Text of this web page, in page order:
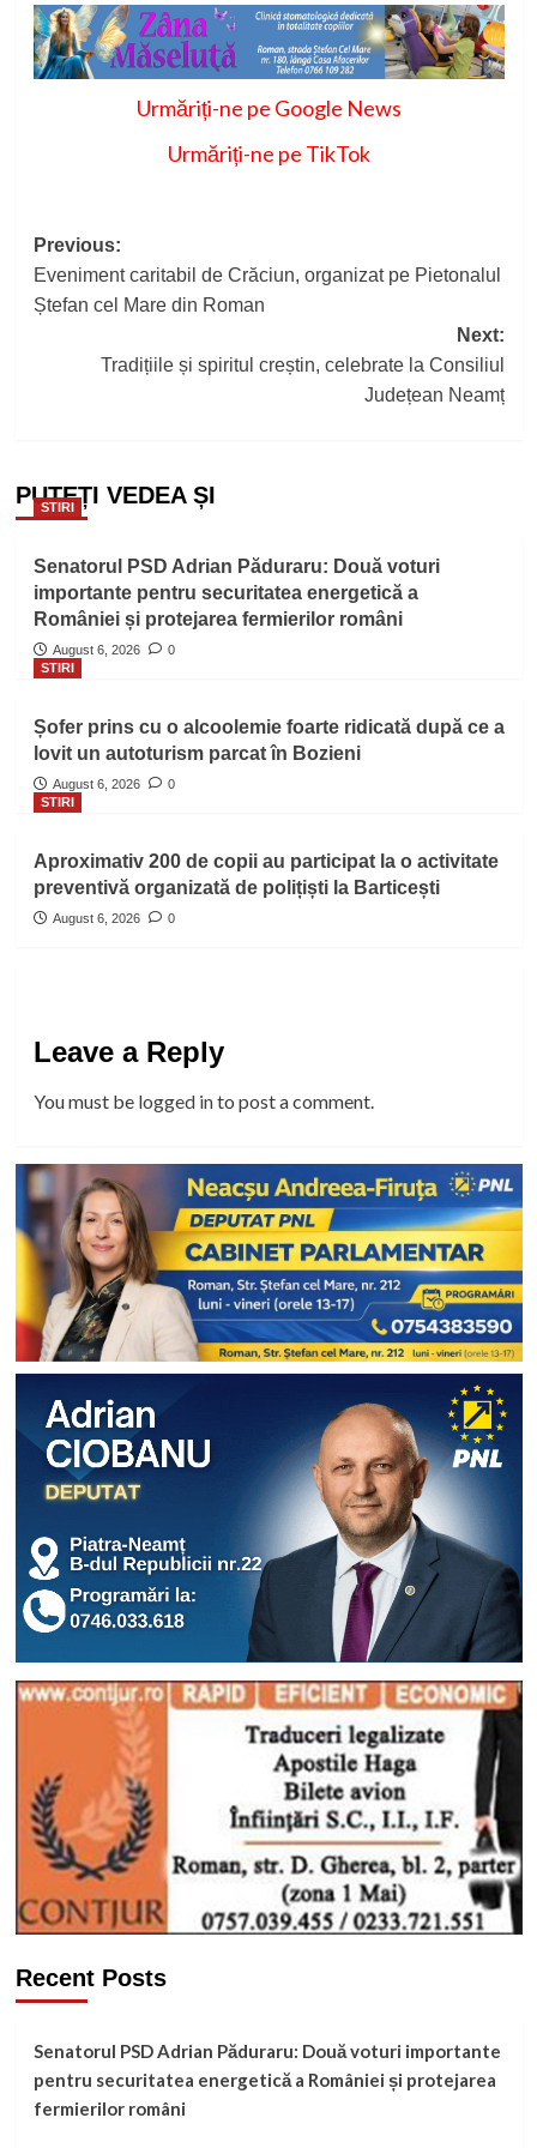
Urmăriți-ne pe Google News
Urmăriți-ne pe TikTok
Post
navigation
Previous:
Eveniment caritabil de Crăciun, organizat pe Pietonalul
Ștefan cel Mare din Roman
Next:
Tradițiile și spiritul creștin, celebrate la Consiliul
Județean Neamț
PUTEȚI VEDEA ȘI
STIRI
Senatorul PSD Adrian Păduraru: Două voturi
importante pentru securitatea energetică a
României și protejarea fermierilor români
August 6, 2026
0
STIRI
Șofer prins cu o alcoolemie foarte ridicată după ce a
lovit un autoturism parcat în Bozieni
August 6, 2026
0
STIRI
Aproximativ 200 de copii au participat la o activitate
preventivă organizată de polițiști la Barticești
August 6, 2026 0
Leave a Reply
You must be logged into post a comment.
Recent Posts
Senatorul PSD Adrian Păduraru: Două voturi importante
pentru securitatea energetică a României și protejarea
fermierilor români